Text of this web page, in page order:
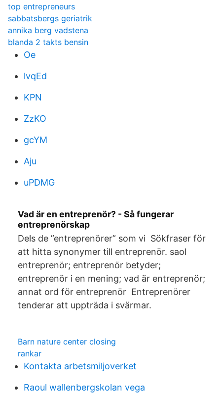
top entrepreneurs
sabbatsbergs geriatrik
annika berg vadstena
blanda 2 takts bensin
Oe
lvqEd
KPN
ZzKO
gcYM
Aju
uPDMG
Vad är en entreprenör? - Så fungerar
entreprenörskap
Dels de ”entreprenörer” som vi Sökfraser för
att hitta synonymer till entreprenör. saol
entreprenör; entreprenör betyder;
entreprenör i en mening; vad är entreprenör;
annat ord för entreprenör Entreprenörer
tenderar att uppträda i svärmar.
Barn nature center closing
rankar
Kontakta arbetsmiljoverket
Raoul wallenbergskolan vega